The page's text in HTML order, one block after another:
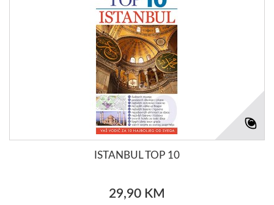
ISTANBUL TOP 10
29,90 KM